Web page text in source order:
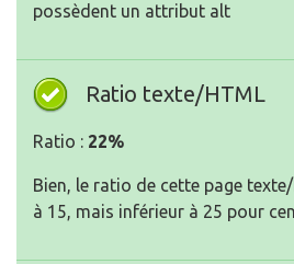
possèdent un attribut alt
Ratio texte/HTML
Ratio : 22%
Bien, le ratio de cette page
à 15, mais inférieur à 25 pour